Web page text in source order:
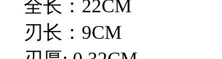
全长：22CM
刃长：9CM